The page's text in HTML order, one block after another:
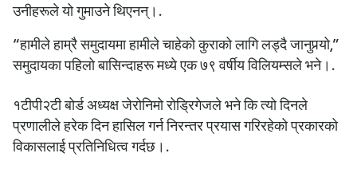
उनीहरूले यो गुमाउने थिएनन्।.
“हामीले हाम्रै समुदायमा हामीले चाहेको कुराको लागि लड्दै जानुपर्‍यो,”
समुदायका पहिलो बासिन्दाहरू मध्ये एक ७९ वर्षीय विलियम्सले भने।.
१टीपी२टी बोर्ड अध्यक्ष जेरोनिमो रोड्रिगेजले भने कि त्यो दिनले
प्रणालीले हरेक दिन हासिल गर्न निरन्तर प्रयास गरिरहेको प्रकारको
विकासलाई प्रतिनिधित्व गर्दछ।.